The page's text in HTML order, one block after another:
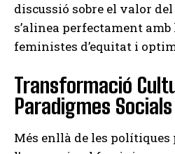
discussió sobre el valor
s’alinea perfectament amb
feministes d’equitat i
Transformació
Paradigmes Socials
Més enllà de les polítiques